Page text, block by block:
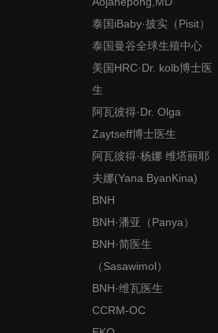
泰国iBaby·披实（Pisit）
泰国曼谷全球生殖中心
美国HRC·Dr. kolb博士医
生
阿瓦彼得·Dr. Olga
Zaytseff博士医生
阿瓦彼得·杨娜 维塔丽耶
夫娜(Yana ByanKina)
BNH
BNH·潘亚（Panya）
BNH·简医生
（Sasawimol）
BNH·维瓦医生
CCRM-OC